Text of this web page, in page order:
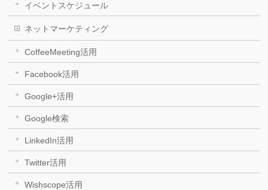
イベントスケジュール
ネットマーケティング
CoffeeMeeting活用
Facebook活用
Google+活用
Google検索
LinkedIn活用
Twitter活用
Wishscope活用